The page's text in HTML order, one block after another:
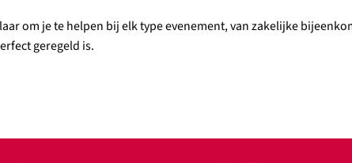
om je te helpen bij elk type evenement, van zakelijke
geregeld is.